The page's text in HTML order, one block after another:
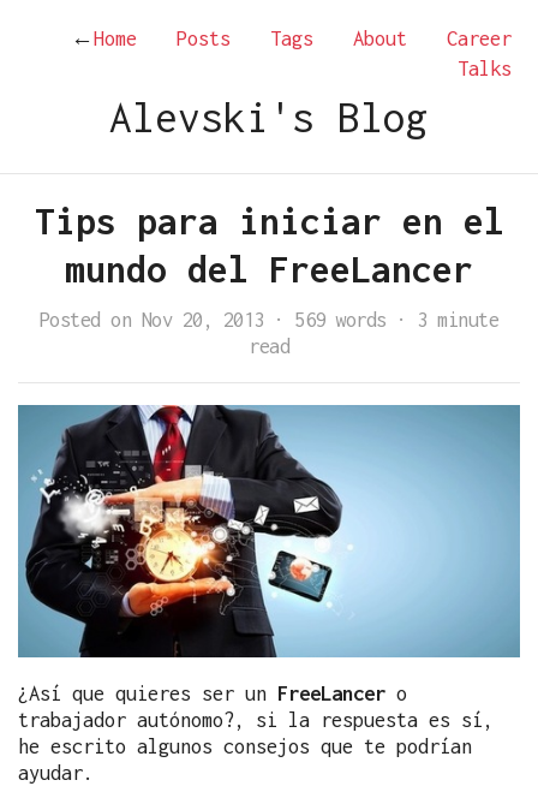
←Home Posts Tags About
Career
Talks
Alevski's Blog
Tips para iniciar en el
mundo del FreeLancer
Posted on Nov 20, 2013 · 569 words · 3 minute
read
¿Así que quieres ser un FreeLancer o
trabajador autónomo?, si la respuesta es sí,
he escrito algunos consejos que te podrían
ayudar.